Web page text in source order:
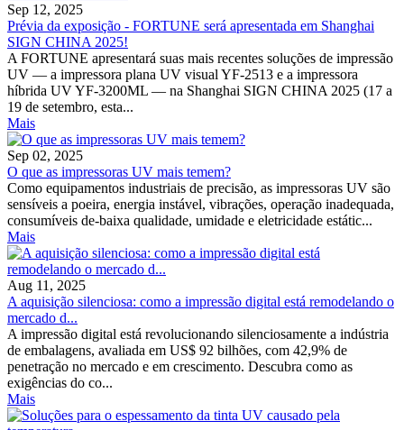
Sep 12, 2025
Prévia da exposição - FORTUNE será apresentada em Shanghai
SIGN CHINA 2025!
A FORTUNE apresentará suas mais recentes soluções de impressão
UV — a impressora plana UV visual YF-2513 e a impressora
híbrida UV YF-3200ML — na Shanghai SIGN CHINA 2025 (17 a
19 de setembro, esta...
Mais
Sep 02, 2025
O que as impressoras UV mais temem?
Como equipamentos industriais de precisão, as impressoras UV são
sensíveis a poeira, energia instável, vibrações, operação inadequada,
consumíveis de-baixa qualidade, umidade e eletricidade estátic...
Mais
Aug 11, 2025
A aquisição silenciosa: como a impressão digital está remodelando o
mercado d...
A impressão digital está revolucionando silenciosamente a indústria
de embalagens, avaliada em US$ 92 bilhões, com 42,9% de
penetração no mercado e em crescimento. Descubra como as
exigências do co...
Mais